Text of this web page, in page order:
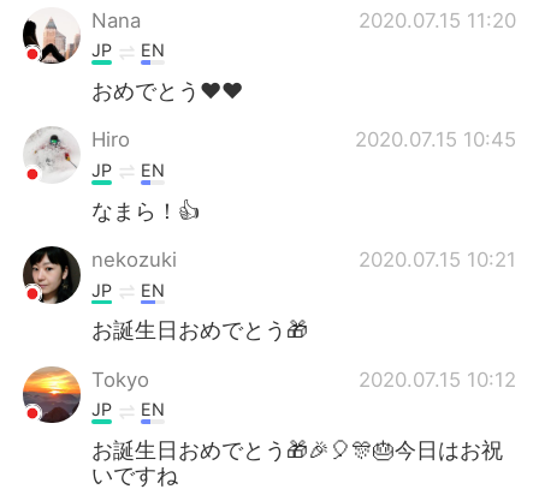
Nana
2020.07.15 11:20
JP EN
おめでとう❤️❤️
Hiro 2020.07.15 10:45
JP EN
なまら！👍
nekozuki 2020.07.15 10:21
JP EN
お誕生日おめでとう🎁
Tokyo 2020.07.15 10:12
JP EN
お誕生日おめでとう🎁🎉🎈🎊🎂今日はお祝
いですね